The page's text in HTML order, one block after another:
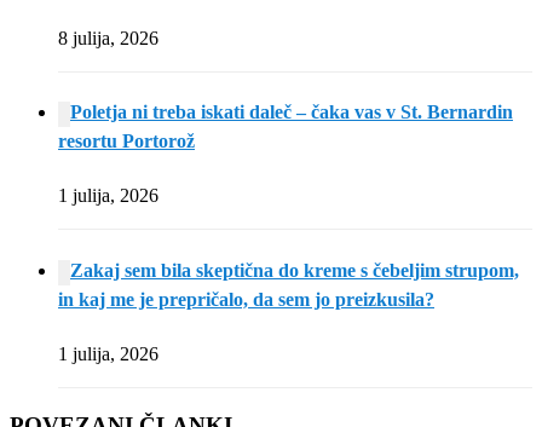
8 julija, 2026
Poletja ni treba iskati daleč – čaka vas v St. Bernardin
resortu Portorož
1 julija, 2026
Zakaj sem bila skeptična do kreme s čebeljim strupom,
in kaj me je prepričalo, da sem jo preizkusila?
1 julija, 2026